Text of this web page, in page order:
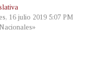
16 julio 2019 5:07 PM